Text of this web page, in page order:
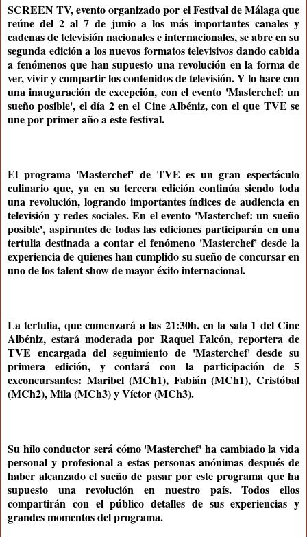
SCREEN TV, evento organizado por elFestival de Málagaque
reúne del 2 al 7 de junio a los más importantes canales y
cadenas de televisión nacionales e internacionales, se abre en su
segunda edición a los nuevos formatos televisivos dando cabida
a fenómenos que han supuesto una revolución en la forma de
ver, vivir y compartir los contenidos de televisión. Y lo hace con
una inauguración de excepción, con el evento 'Masterchef: un
sueño posible', eldía 2en el Cine Albéniz, con el que TVE se
une por primer año a este festival.
El programa 'Masterchef' de TVE es un gran espectáculo
culinario que, ya en su tercera edición continúa siendo toda
una revolución, logrando importantes índices de audiencia en
televisión y redes sociales. En el evento 'Masterchef: un sueño
posible', aspirantes de todas las ediciones participarán en una
tertulia destinada a contar el fenómeno 'Masterchef' desde la
experiencia de quienes han cumplido su sueño de concursar en
uno de los talent show de mayor éxito internacional.
La tertulia, que comenzará a las 21:30h. en la sala 1 del Cine
Albéniz, estará moderada por Raquel Falcón, reportera de
TVE encargada del seguimiento de 'Masterchef' desde su
primera edición, y contará con la participación de 5
exconcursantes: Maribel (MCh1), Fabián (MCh1), Cristóbal
(MCh2), Mila (MCh3) y Víctor (MCh3).
Su hilo conductor será cómo 'Masterchef' ha cambiado la vida
personal y profesional a estas personas anónimas después de
haber alcanzado el sueño de pasar por este programa que ha
supuesto una revolución en nuestro país. Todos ellos
compartirán con el público detalles de sus experiencias y
grandes momentos del programa.